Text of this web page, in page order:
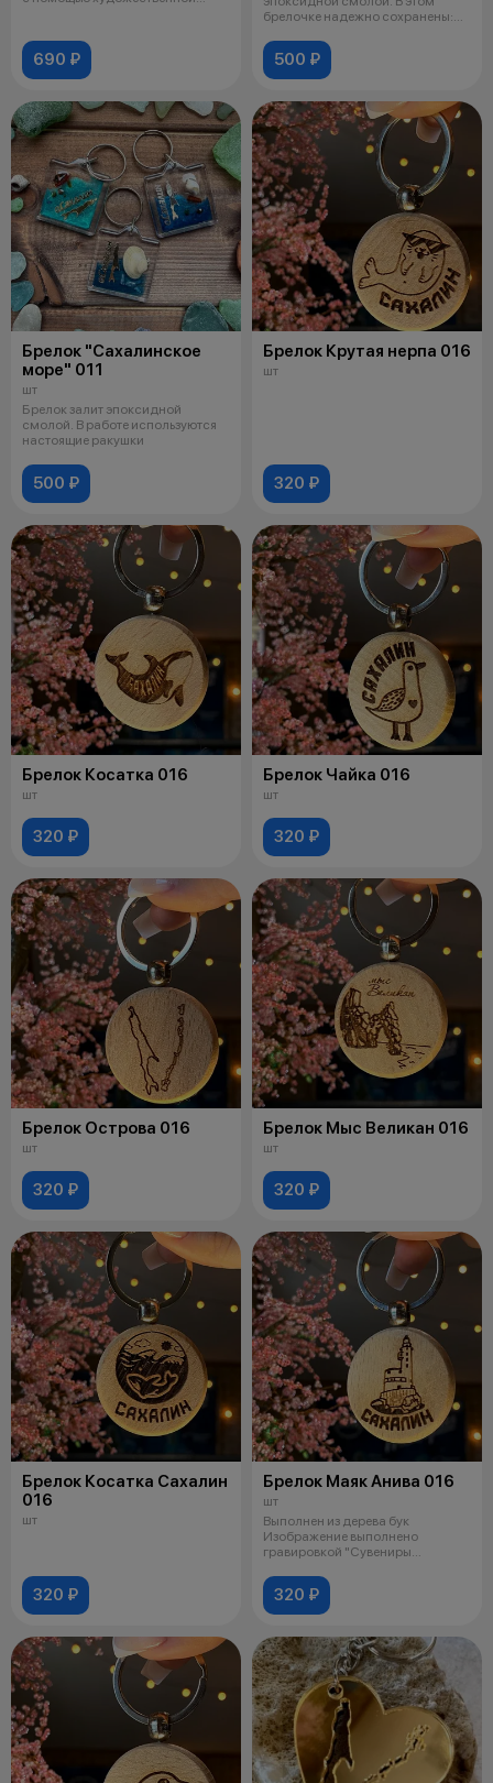
690 ₽
брелочке надежно сохранены:
500 ₽
Брелок "Сахалинское
море" 011
шт
Брелок залит эпоксидной
смолой. В работе используются
настоящие ракушки
500 ₽
Брелок Крутая нерпа 016
шт
320 ₽
Брелок Косатка 016
шт
320 ₽
Брелок Чайка 016
шт
320 ₽
Брелок Острова 016
шт
320 ₽
Брелок Мыс Великан 016
шт
320 ₽
Брелок Косатка Сахалин
016
шт
320 ₽
Брелок Маяк Анива 016
шт
Выполнен из дерева бук
Изображение выполнено
гравировкой "Сувениры
320 ₽